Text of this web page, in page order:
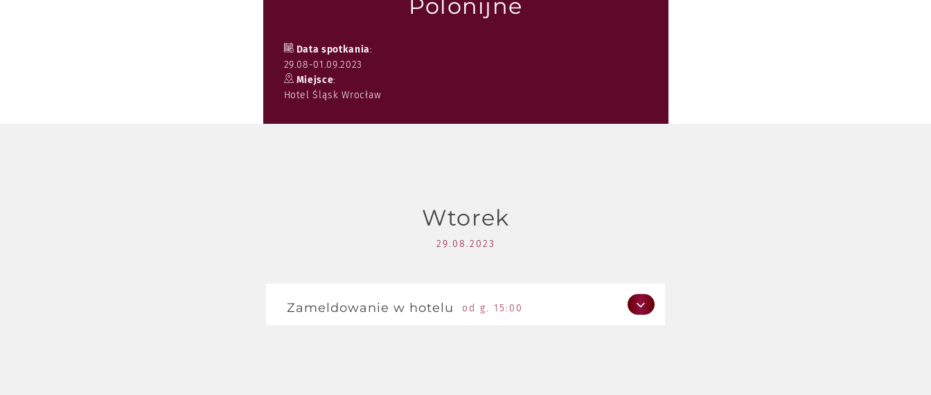
Polonijne
Data spotkania:
29.08-01.09.2023
Miejsce:
Hotel Śląsk Wrocław
Wtorek
29.08.2023
Zameldowanie w hotelu od g. 15:00